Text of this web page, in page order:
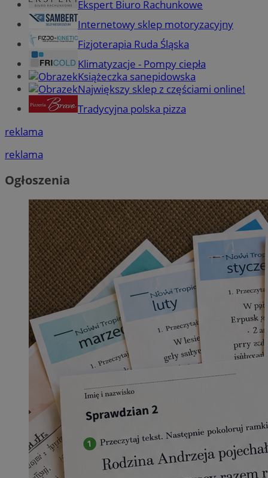
Ekspert Biuro Rachunkowe
Internetowy sklep motoryzacyjny
Fizjoterapia Ruda Śląska
Klimatyzacje - Pompy ciepła
Książeczka sanepidowska
Największy sklep z częściami online!
Tradycyjna polska pizza
reklama
reklama
Ogłoszenia